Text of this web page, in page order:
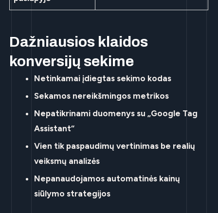
Dažniausios klaidos
konversijų sekime
Netinkamai įdiegtas sekimo kodas
Sekamos nereikšmingos metrikos
Nepatikrinami duomenys su „Google Tag
Assistant“
Vien tik paspaudimų vertinimas be realių
veiksmų analizės
Nepanaudojamos automatinės kainų
siūlymo strategijos